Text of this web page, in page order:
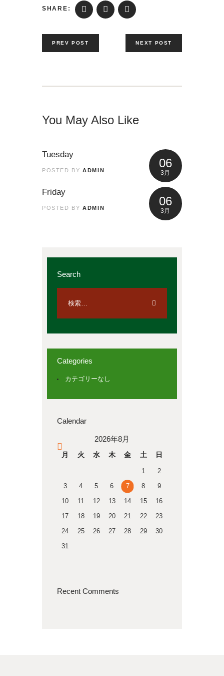
SHARE:
PREV POST NEXT POST
You May Also Like
06
3月
Tuesday
POSTED BYADMIN
06
3月
Friday
POSTED BYADMIN
Search
Categories
カテゴリーなし
Calendar
2026年8月
月 火 水 木 金 土 日
1
2
3
4 5 6 7 8
9
10
11 12 13 14 15
16
17
18 19 20 21 22
23
24
25 26 27 28 29
30
31
Recent Comments